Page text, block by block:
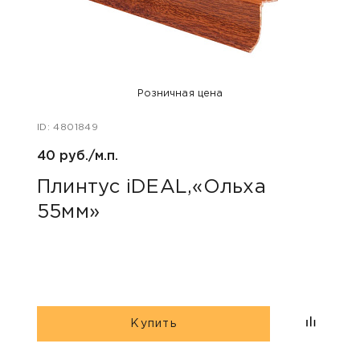
Розничная цена
ID: 4801849
40 руб./м.п.
Плинтус iDEAL,«Ольха
55мм»
Купить